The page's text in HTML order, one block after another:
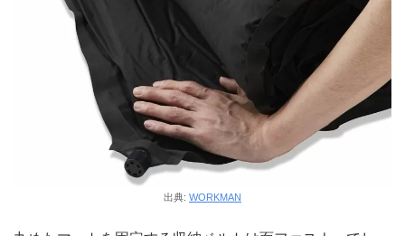
出典: WORKMAN